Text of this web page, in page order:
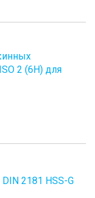
2 (6H) для
2181 HSS-G